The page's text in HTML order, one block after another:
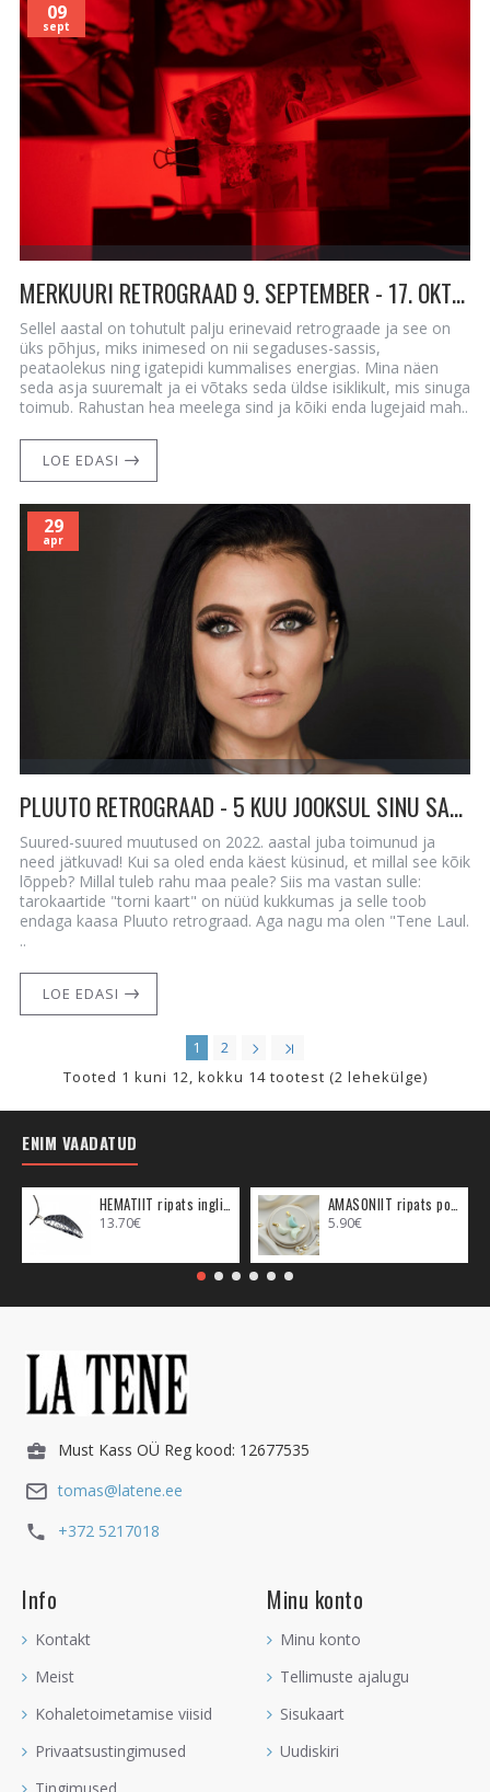
09
sept
MERKUURI RETROGRAAD 9. SEPTEMBER - 17. OKTOOBER - ÜLIKIIRE PERIOOD KOOS HÜPPELISTE MUUTUSTEGA
Sellel aastal on tohutult palju erinevaid retrograade ja see on
üks põhjus, miks inimesed on nii segaduses-sassis,
peataolekus ning igatepidi kummalises energias. Mina näen
seda asja suuremalt ja ei võtaks seda üldse isiklikult, mis sinuga
toimub. Rahustan hea meelega sind ja kõiki enda lugejaid mah..
LOE EDASI
29
apr
PLUUTO RETROGRAAD - 5 KUU JOOKSUL SINU SAATUSE TEE MUUTUB! 29. aprill - 9. oktoober
Suured-suured muutused on 2022. aastal juba toimunud ja
need jätkuvad! Kui sa oled enda käest küsinud, et millal see kõik
lõppeb? Millal tuleb rahu maa peale? Siis ma vastan sulle:
tarokaartide "torni kaart" on nüüd kukkumas ja selle toob
endaga kaasa Pluuto retrograad. Aga nagu ma olen "Tene Laul.
..
LOE EDASI
1
2
Tooted 1 kuni 12, kokku 14 tootest (2 lehekülge)
ENIM VAADATUD
13.70€ 5.90€
Must Kass OÜ Reg kood: 12677535
tomas@latene.ee
+372 5217018
Info
Kontakt
Meist
Kohaletoimetamise viisid
Privaatsustingimused
Minu konto
Minu konto
Tellimuste ajalugu
Sisukaart
Uudiskiri